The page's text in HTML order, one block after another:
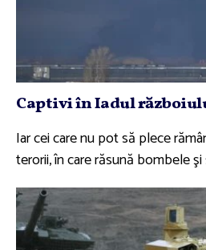
Captivi în Iadul
Iar cei care nu pot să plece
terorii, în care răsună bombele